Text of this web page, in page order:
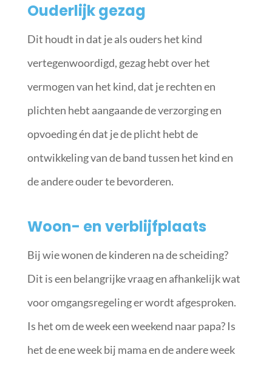
Ouderlijk gezag
Dit houdt in dat je als ouders het kind
vertegenwoordigd, gezag hebt over het
vermogen van het kind, dat je rechten en
plichten hebt aangaande de verzorging en
opvoeding én dat je de plicht hebt de
ontwikkeling van de band tussen het kind en
de andere ouder te bevorderen.
Woon- en verblijfplaats
Bij wie wonen de kinderen na de scheiding?
Dit is een belangrijke vraag en afhankelijk wat
voor omgangsregeling er wordt afgesproken.
Is het om de week een weekend naar papa? Is
het de ene week bij mama en de andere week